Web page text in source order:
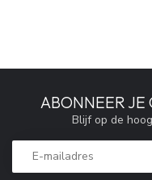
ABONNEER JE
Blijf op de